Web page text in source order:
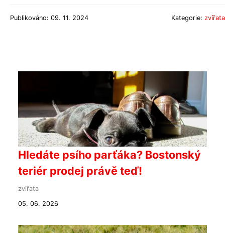
Publikováno: 09. 11. 2024 Kategorie: zvířata
Hledáte psího parťáka? Bostonský
teriér prodej právě teď!
zvířata
05. 06. 2026